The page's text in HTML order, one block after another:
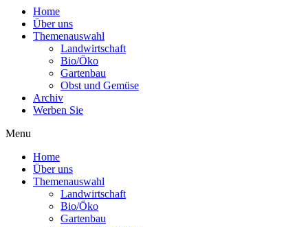
Home
Über uns
Themenauswahl
Landwirtschaft
Bio/Öko
Gartenbau
Obst und Gemüse
Archiv
Werben Sie
Menu
Home
Über uns
Themenauswahl
Landwirtschaft
Bio/Öko
Gartenbau